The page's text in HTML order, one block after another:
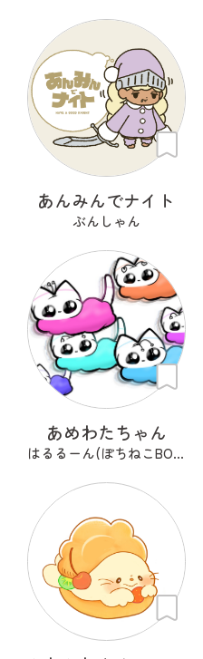
あんみんでナイト
ぶんしゃん
あめわたちゃん
はるるーん(ぽちねこBOOKS)